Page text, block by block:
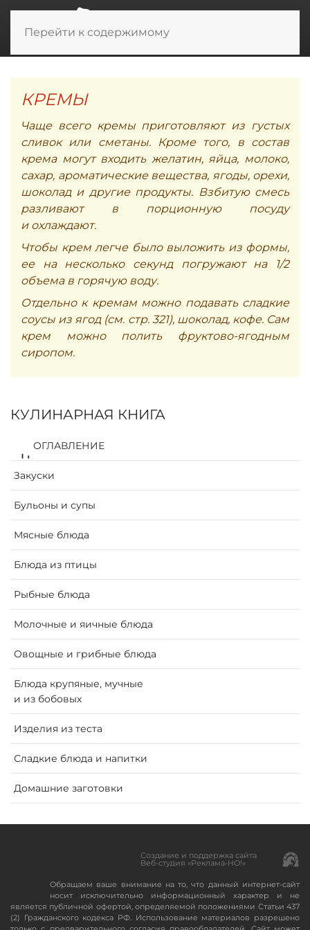
Перейти к содержимому
КРЕМЫ
Чаще всего кремы приготовляют из густых
сливок или сметаны. Кроме того, в состав
крема могут входить желатин, яйца, молоко,
сахар, ароматические вещества, ягоды, орехи,
шоколад и другие продукты. Взбитую смесь
разливают в порционную посуду
и охлаждают.
Чтобы крем легче было выложить из формы,
ее на несколько секунд погружают на 1/2
объема в горячую воду.
Отдельно к кремам можно подавать сладкие
соусы из ягод (см. стр. 321), шоколад, кофе. Сам
крем можно полить фруктово-ягодным
сиропом.
КУЛИНАРНАЯ КНИГА
ОГЛАВЛЕНИЕ
Закуски
Бульоны и супы
Мясные блюда
Блюда из птицы
Рыбные блюда
Молочные и яичные блюда
Oвощные и грибные блюда
Блюда крупяные, мучные
и из бобовых
Изделия из теста
Сладкие блюда и напитки
Домашние заготовки
Создание и поддержка сайта
Веб-студия «Реклама-НО!»
Обращаем ваше внимание на то, что данный интернет-сайт
носит исключительно информационный характер и не
является публичной офертой, определяемой положениями Статьи 437
(2) Гражданского кодекса РФ. Использование материалов разрешено